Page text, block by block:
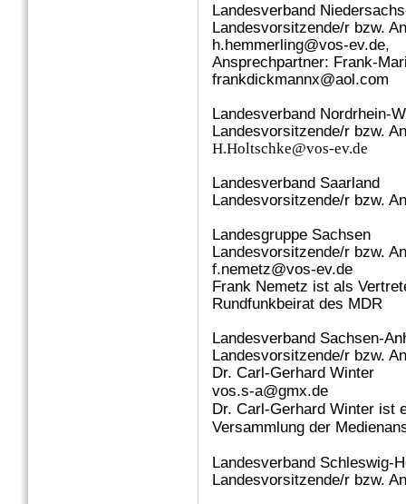
Landesverband
Landesvorsitzende/r bzw.
h.hemmerling@vos-ev.de,
Ansprechpartner: Frank-
frankdickmannx@aol.com
Landesverband Nordrhein-
Landesvorsitzende/r bzw.
H.Holtschke@vos-ev.de
Landesverband Saarland
Landesvorsitzende/r bzw.
Landesgruppe Sachsen
Landesvorsitzende/r bzw.
f.nemetz@vos-ev.de
Frank Nemetz ist als
Rundfunkbeirat des MDR
Landesverband Sachsen-
Landesvorsitzende/r bzw.
Dr. Carl-Gerhard Winter
vos.s-a@gmx.de
Dr. Carl-Gerhard Winter ist
Versammlung der
Landesverband Schleswig-
Landesvorsitzende/r bzw.